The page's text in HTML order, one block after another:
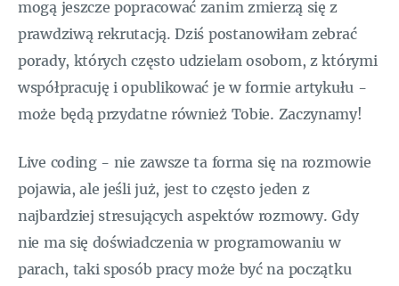
mogą jeszcze popracować zanim zmierzą się z
prawdziwą rekrutacją. Dziś postanowiłam zebrać
porady, których często udzielam osobom, z którymi
współpracuję i opublikować je w formie artykułu -
może będą przydatne również Tobie. Zaczynamy!
Live coding - nie zawsze ta forma się na rozmowie
pojawia, ale jeśli już, jest to często jeden z
najbardziej stresujących aspektów rozmowy. Gdy
nie ma się doświadczenia w programowaniu w
parach, taki sposób pracy może być na początku